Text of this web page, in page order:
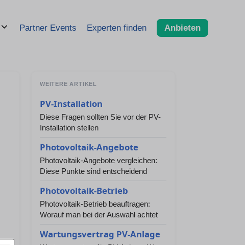
Partner Events Experten finden Anbieten
WEITERE ARTIKEL
PV-Installation
Diese Fragen sollten Sie vor der PV-
Installation stellen
Photovoltaik-Angebote
Photovoltaik-Angebote vergleichen:
Diese Punkte sind entscheidend
Photovoltaik-Betrieb
Photovoltaik-Betrieb beauftragen:
Worauf man bei der Auswahl achtet
Wartungsvertrag PV-Anlage